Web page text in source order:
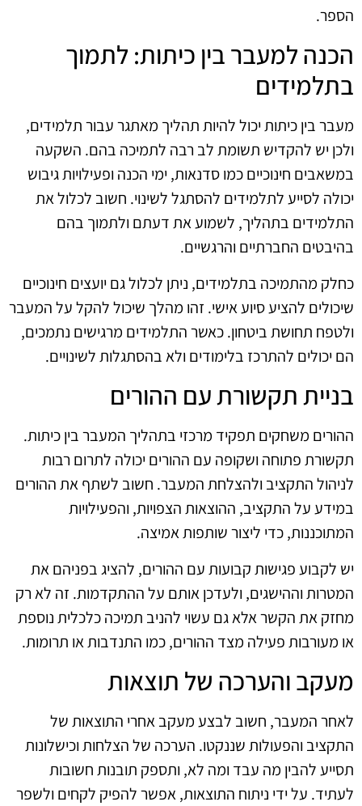
הספר.
הכנה למעבר בין כיתות: לתמוך
בתלמידים
מעבר בין כיתות יכול להיות תהליך מאתגר עבור תלמידים,
ולכן יש להקדיש תשומת לב רבה לתמיכה בהם. השקעה
במשאבים חינוכיים כמו סדנאות, ימי הכנה ופעילויות גיבוש
יכולה לסייע לתלמידים להסתגל לשינוי. חשוב לכלול את
התלמידים בתהליך, לשמוע את דעתם ולתמוך בהם
בהיבטים החברתיים והרגשיים.
כחלק מהתמיכה בתלמידים, ניתן לכלול גם יועצים חינוכיים
שיכולים להציע סיוע אישי. זהו מהלך שיכול להקל על המעבר
ולטפח תחושת ביטחון. כאשר התלמידים מרגישים נתמכים,
הם יכולים להתרכז בלימודים ולא בהסתגלות לשינויים.
בניית תקשורת עם ההורים
ההורים משחקים תפקיד מרכזי בתהליך המעבר בין כיתות.
תקשורת פתוחה ושקופה עם ההורים יכולה לתרום רבות
לניהול התקציב ולהצלחת המעבר. חשוב לשתף את ההורים
במידע על התקציב, ההוצאות הצפויות, והפעילויות
המתוכננות, כדי ליצור שותפות אמיצה.
יש לקבוע פגישות קבועות עם ההורים, להציג בפניהם את
המטרות וההישגים, ולעדכן אותם על ההתקדמות. זה לא רק
מחזק את הקשר אלא גם עשוי להניב תמיכה כלכלית נוספת
או מעורבות פעילה מצד ההורים, כמו התנדבות או תרומות.
מעקב והערכה של תוצאות
לאחר המעבר, חשוב לבצע מעקב אחרי התוצאות של
התקציב והפעולות שננקטו. הערכה של הצלחות וכישלונות
תסייע להבין מה עבד ומה לא, ותספק תובנות חשובות
לעתיד. על ידי ניתוח התוצאות, אפשר להפיק לקחים ולשפר